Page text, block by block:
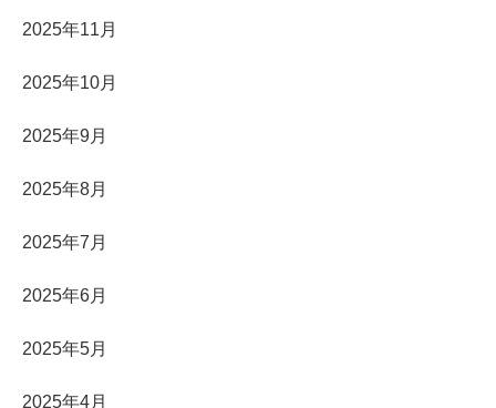
2025年11月
2025年10月
2025年9月
2025年8月
2025年7月
2025年6月
2025年5月
2025年4月